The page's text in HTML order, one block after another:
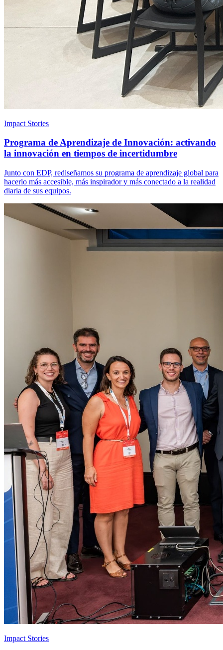
Impact Stories
Programa de Aprendizaje de Innovación: activando
la innovación en tiempos de incertidumbre
Junto con EDP, rediseñamos su programa de aprendizaje global para
hacerlo más accesible, más inspirador y más conectado a la realidad
diaria de sus equipos.
Impact Stories